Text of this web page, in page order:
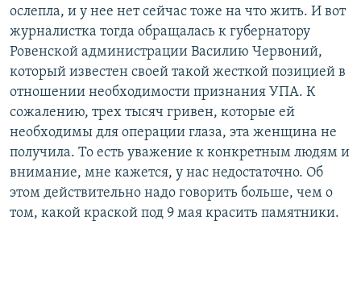
ослепла, и у нее нет сейчас тоже на что жить. И вот
журналистка тогда обращалась к губернатору
Ровенской администрации Василию Червоний,
который известен своей такой жесткой позицией в
отношении необходимости признания УПА. К
сожалению, трех тысяч гривен, которые ей
необходимы для операции глаза, эта женщина не
получила. То есть уважение к конкретным людям и
внимание, мне кажется, у нас недостаточно. Об
этом действительно надо говорить больше, чем о
том, какой краской под 9 мая красить памятники.